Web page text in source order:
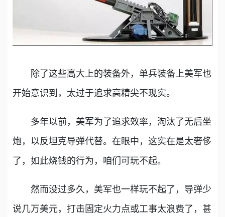
除了这些高大上的装备外，单兵装备上美军也
开始意识到，太过于追求高精尖不现实。
多年以前，美军为了追求效率，淘汰了无后坐
炮，以反坦克导弹代替。在眼中，这实在是太奢侈
了，如此烧钱的行为，咱们可玩不起。
然而没过多久，美军也一样玩不起了，导弹少
说几万美元，打击固定火力点或工事太浪费了，甚